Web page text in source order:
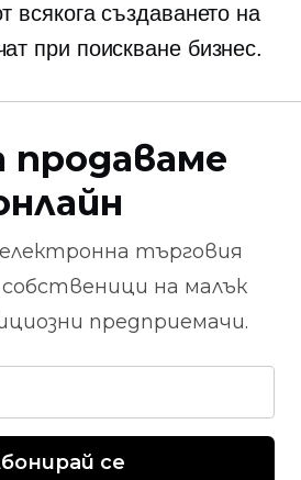
всякога създаването на
при поискванебизнес.
продаваме
електронна търговия
на малък
предприемачи.
се